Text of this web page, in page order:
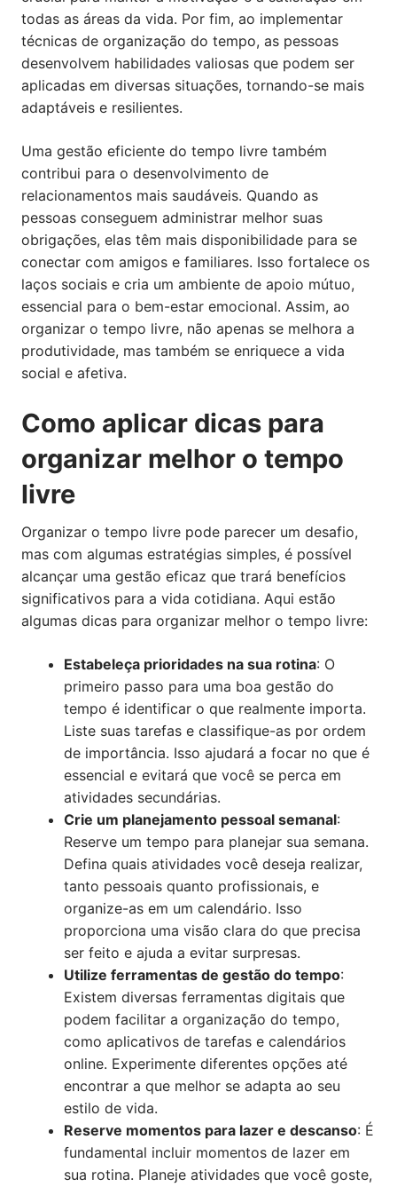
todas as áreas da vida. Por fim, ao implementar
técnicas de organização do tempo, as pessoas
desenvolvem habilidades valiosas que podem ser
aplicadas em diversas situações, tornando-se mais
adaptáveis e resilientes.
Uma gestão eficiente do tempo livre também
contribui para o desenvolvimento de
relacionamentos mais saudáveis. Quando as
pessoas conseguem administrar melhor suas
obrigações, elas têm mais disponibilidade para se
conectar com amigos e familiares. Isso fortalece os
laços sociais e cria um ambiente de apoio mútuo,
essencial para o bem-estar emocional. Assim, ao
organizar o tempo livre, não apenas se melhora a
produtividade, mas também se enriquece a vida
social e afetiva.
Como aplicar dicas para
organizar melhor o tempo
livre
Organizar o tempo livre pode parecer um desafio,
mas com algumas estratégias simples, é possível
alcançar uma gestão eficaz que trará benefícios
significativos para a vida cotidiana. Aqui estão
algumas dicas para organizar melhor o tempo livre:
Estabeleça prioridades na sua rotina: O
primeiro passo para uma boa gestão do
tempo é identificar o que realmente importa.
Liste suas tarefas e classifique-as por ordem
de importância. Isso ajudará a focar no que é
essencial e evitará que você se perca em
atividades secundárias.
Crie um planejamento pessoal semanal:
Reserve um tempo para planejar sua semana.
Defina quais atividades você deseja realizar,
tanto pessoais quanto profissionais, e
organize-as em um calendário. Isso
proporciona uma visão clara do que precisa
ser feito e ajuda a evitar surpresas.
Utilize ferramentas de gestão do tempo:
Existem diversas ferramentas digitais que
podem facilitar a organização do tempo,
como aplicativos de tarefas e calendários
online. Experimente diferentes opções até
encontrar a que melhor se adapta ao seu
estilo de vida.
Reserve momentos para lazer e descanso: É
fundamental incluir momentos de lazer em
sua rotina. Planeje atividades que você goste,